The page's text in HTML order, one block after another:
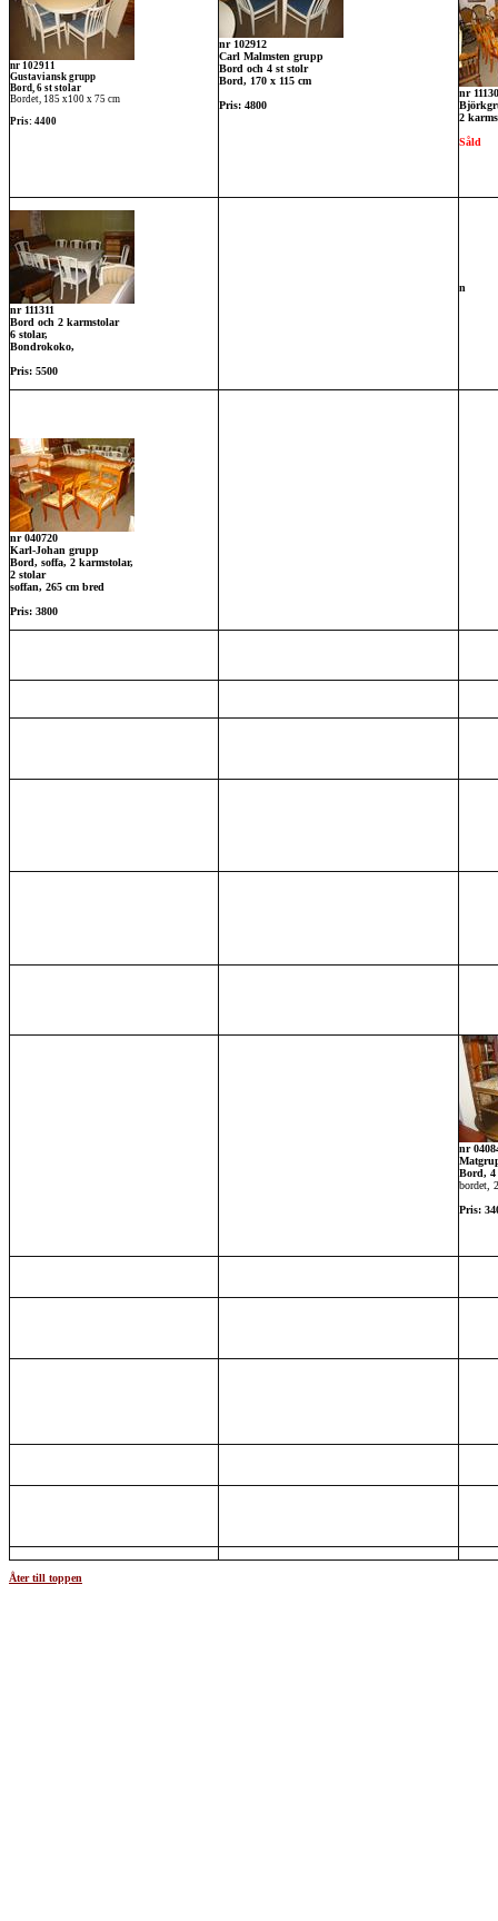
nr 102911
Gustaviansk grupp
Bord, 6 st stolar
Bordet, 185 x100 x 75 cm
Pris: 4400
nr 102912
Carl Malmsten grupp
Bord och 4 st stolr
Bord, 170 x 115 cm
Pris: 4800
nr
2
Såld
nr 111311
Bord och 2 karmstolar
6 stolar,
Bondrokoko,
Pris: 5500
n
nr 040720
Karl-Johan grupp
Bord, soffa, 2 karmstolar,
2 stolar
soffan, 265 cm bred
Pris: 3800
nr
Bord, 4
bordet,
Pris:
Åter till toppen